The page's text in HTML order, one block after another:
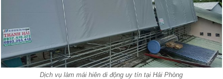
Dịch vụ làm mái hiên di động uy tín tại Hải Phòng